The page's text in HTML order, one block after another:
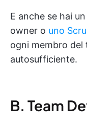
E anche se hai
owner o uno
ogni membro del
autosufficiente.
B. Team